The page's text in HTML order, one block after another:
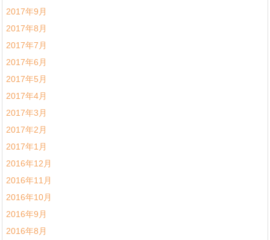
2017年9月
2017年8月
2017年7月
2017年6月
2017年5月
2017年4月
2017年3月
2017年2月
2017年1月
2016年12月
2016年11月
2016年10月
2016年9月
2016年8月